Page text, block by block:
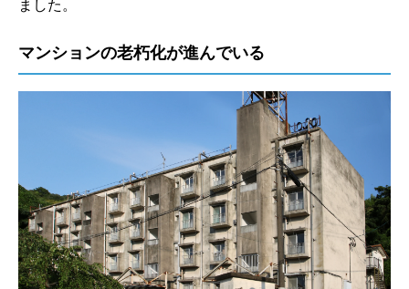
ました。
マンションの老朽化が進んでいる